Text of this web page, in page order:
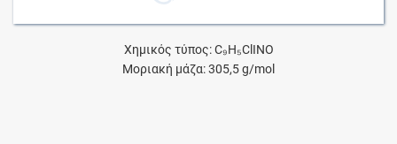
Χημικός τύπος: C₉H₅ClINO
Μοριακή μάζα: 305,5 g/mol